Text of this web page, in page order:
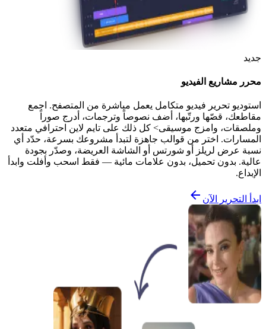
جديد
محرر مشاريع الفيديو
استوديو تحرير فيديو متكامل يعمل مباشرة من المتصفح. اجمع
مقاطعك، قصّها ورتّبها، أضف نصوصاً وترجمات، أدرج صوراً
وملصقات، وامزج موسيقى> كل ذلك على تايم لاين احترافي متعدد
المسارات. اختر من قوالب جاهزة لتبدأ مشروعك بسرعة، حدّد أي
نسبة عرض لريلز أو شورتس أو الشاشة العريضة، وصدّر بجودة
عالية. بدون تحميل، بدون علامات مائية — فقط اسحب وأفلت وابدأ
الإبداع.
ابدأ التحرير الآن